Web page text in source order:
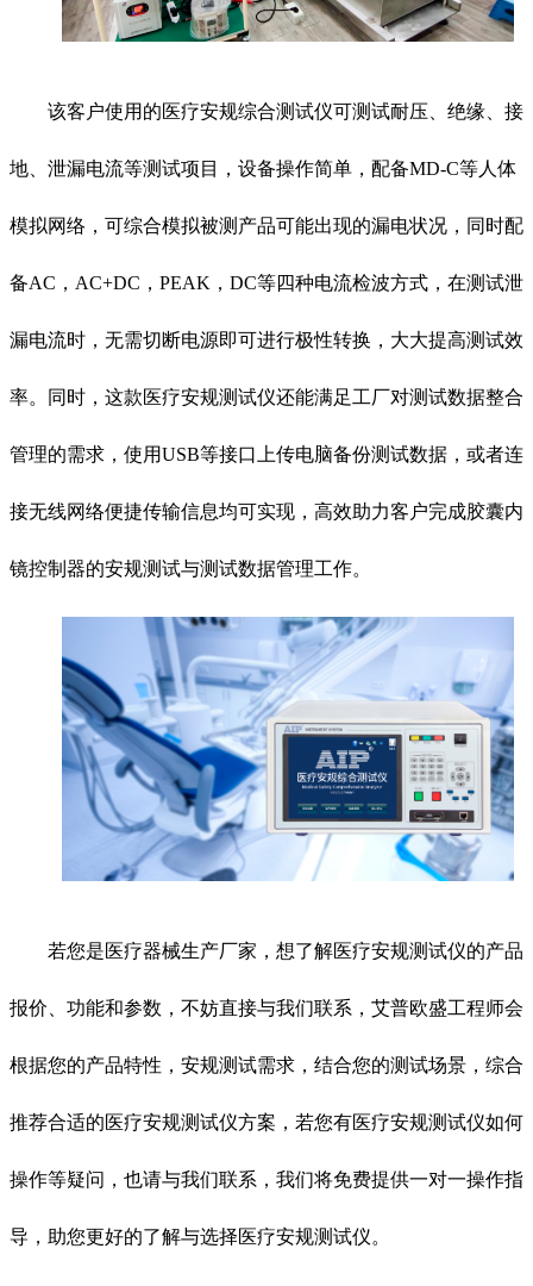
该客户使用的医疗安规综合测试仪可测试耐压、绝缘、接
地、泄漏电流等测试项目，设备操作简单，配备MD-C等人体
模拟网络，可综合模拟被测产品可能出现的漏电状况，同时配
备AC，AC+DC，PEAK，DC等四种电流检波方式，在测试泄
漏电流时，无需切断电源即可进行极性转换，大大提高测试效
率。同时，这款医疗安规测试仪还能满足工厂对测试数据整合
管理的需求，使用USB等接口上传电脑备份测试数据，或者连
接无线网络便捷传输信息均可实现，高效助力客户完成胶囊内
镜控制器的安规测试与测试数据管理工作。
若您是医疗器械生产厂家，想了解医疗安规测试仪的产品
报价、功能和参数，不妨直接与我们联系，艾普欧盛工程师会
根据您的产品特性，安规测试需求，结合您的测试场景，综合
推荐合适的医疗安规测试仪方案，若您有医疗安规测试仪如何
操作等疑问，也请与我们联系，我们将免费提供一对一操作指
导，助您更好的了解与选择医疗安规测试仪。